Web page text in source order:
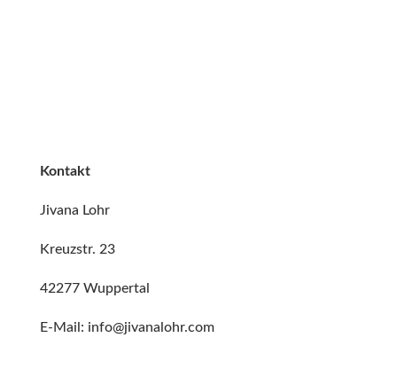
Kontakt
Jivana Lohr
Kreuzstr. 23
42277 Wuppertal
E-Mail: info@jivanalohr.com